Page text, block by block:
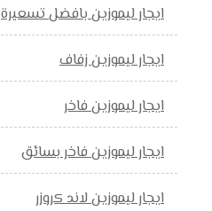
ايجار ليموزين بافضل تسعيرة
ايجار ليموزين زفاف
ايجار ليموزين فاخر
ايجار ليموزين فاخر بسائق
ايجار ليموزين لاند كروزر